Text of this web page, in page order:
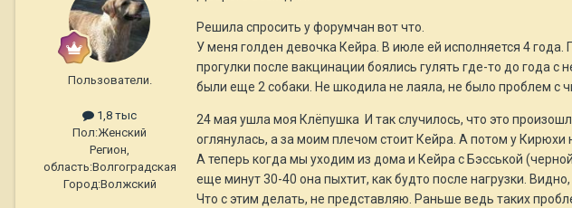
Пользователи.
1,8 тыс
Пол:Женский
Регион,
область:Волгоградская
Город:Волжский
Решила спросить у форумчан вот что.
У меня голден девочка Кейра. В июле ей исполняется 4
прогулки после вакцинации боялись гулять где-то до года
были еще 2 собаки. Не шкодила не лаяла, не было проблем с
24 мая ушла моя Клёпушка И так случилось, что это
оглянулась, а за моим плечом стоит Кейра. А потом у Кирюхи
А теперь когда мы уходим из дома и Кейра с Бэсськой
еще минут 30-40 она пыхтит, как будто после нагрузки.
Что с этим делать, не представляю. Раньше ведь таких